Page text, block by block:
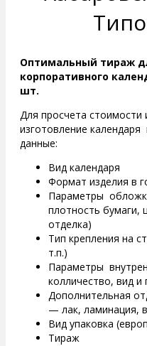
Оптимальный тираж
корпоративного
шт.
Для просчета стоимости
изготовление
данные:
Вид календаря
Формат изделия в
Параметры
плотность бумаги,
отделка)
Тип крепления на
т.п.)
Параметры
колличество, вид и
Дополнительная
— лак, ламинация,
Вид упаковка
Тираж